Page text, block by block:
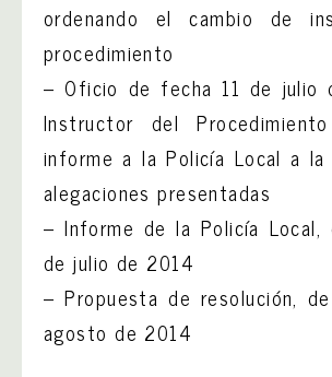
ordenando el cambio de
procedimiento
– Oficio de fecha 11 de julio
Instructor del
informe a la Policía Local a
alegaciones presentadas
– Informe de la Policía Local,
de julio de 2014
– Propuesta de resolución,
agosto de 2014